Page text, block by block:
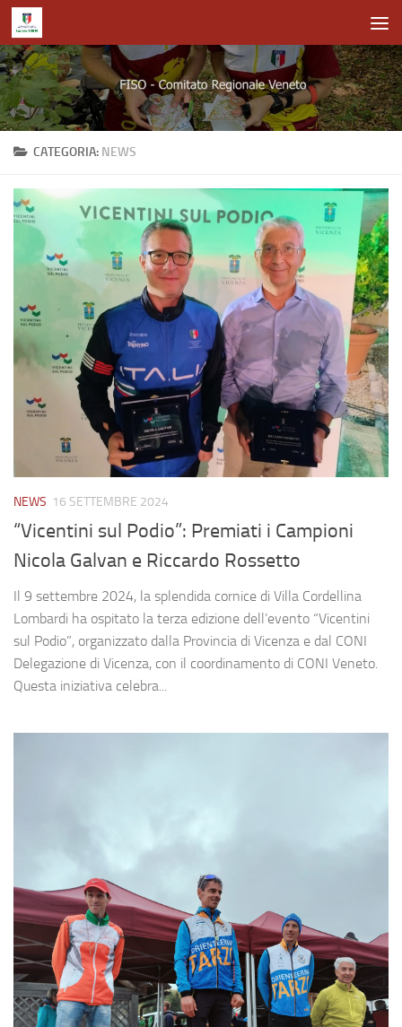
Salta al contenuto
CATEGORIA: NEWS
NEWS 16 SETTEMBRE 2024
“Vicentini sul Podio”: Premiati i Campioni
Nicola Galvan e Riccardo Rossetto
Il 9 settembre 2024, la splendida cornice di Villa Cordellina
Lombardi ha ospitato la terza edizione dell’evento “Vicentini
sul Podio”, organizzato dalla Provincia di Vicenza e dal CONI
Delegazione di Vicenza, con il coordinamento di CONI Veneto.
Questa iniziativa celebra...